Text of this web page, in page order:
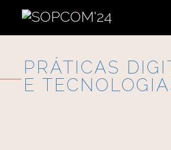
PRÁTICAS
E